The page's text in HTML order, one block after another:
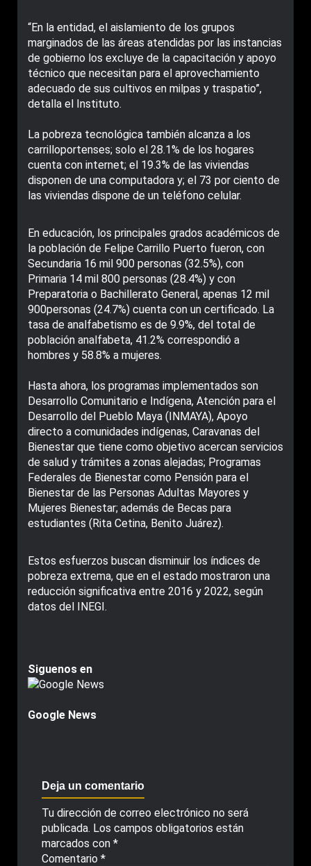
“En la entidad, el aislamiento de los grupos
marginados de las áreas atendidas por las instancias
de gobierno los excluye de la capacitación y apoyo
técnico que necesitan para el aprovechamiento
adecuado de sus cultivos en milpas y traspatio”,
detalla el Instituto.
La pobreza tecnológica también alcanza a los
carrilloportenses; solo el 28.1% de los hogares
cuenta con internet; el 19.3% de las viviendas
disponen de una computadora y; el 73 por ciento de
las viviendas dispone de un teléfono celular.
En educación, los principales grados académicos de
la población de Felipe Carrillo Puerto fueron, con
Secundaria 16 mil 900 personas (32.5%), con
Primaria 14 mil 800 personas (28.4%) y con
Preparatoria o Bachillerato General, apenas 12 mil
900personas (24.7%) cuenta con un certificado. La
tasa de analfabetismo es de 9.9%, del total de
población analfabeta, 41.2% correspondió a
hombres y 58.8% a mujeres.
Hasta ahora, los programas implementados son
Desarrollo Comunitario e Indígena, Atención para el
Desarrollo del Pueblo Maya (INMAYA), Apoyo
directo a comunidades indígenas, Caravanas del
Bienestar que tiene como objetivo acercan servicios
de salud y trámites a zonas alejadas; Programas
Federales de Bienestar como Pensión para el
Bienestar de las Personas Adultas Mayores y
Mujeres Bienestar; además de Becas para
estudiantes (Rita Cetina, Benito Juárez).
Estos esfuerzos buscan disminuir los índices de
pobreza extrema, que en el estado mostraron una
reducción significativa entre 2016 y 2022, según
datos del INEGI.
Siguenos en
Google News
Deja un comentario
Tu dirección de correo electrónico no será
publicada. Los campos obligatorios están
marcados con *
Comentario *